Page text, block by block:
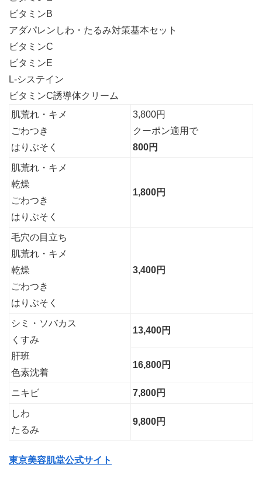
ビタミンB
アダパレンしわ・たるみ対策基本セット
ビタミンC
ビタミンE
L-システイン
ビタミンC誘導体クリーム
肌荒れ・キメ
ごわつき
はりぶそく
3,800円
クーポン適用で
800円
肌荒れ・キメ
乾燥
ごわつき
はりぶそく
1,800円
毛穴の目立ち
肌荒れ・キメ
乾燥
ごわつき
はりぶそく
3,400円
シミ・ソバカス
くすみ
肝班
色素沈着
13,400円
16,800円
ニキビ 7,800円
しわ
たるみ
9,800円
東京美容肌堂公式サイト